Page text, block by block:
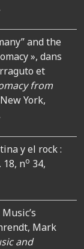
and the
», dans
et
from
York,
y el rock :
18, no 34,
Mark
and